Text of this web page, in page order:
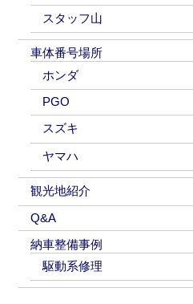
スタッフ山
車体番号場所
ホンダ
PGO
スズキ
ヤマハ
観光地紹介
Q&A
納車整備事例
駆動系修理